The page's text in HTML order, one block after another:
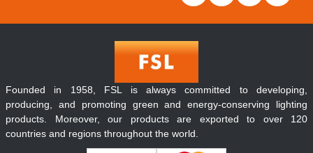
Founded in 1958, FSL is always committed to developing,
producing, and promoting green and energy-conserving lighting
products. Moreover, our products are exported to over 120
countries and regions throughout the world.